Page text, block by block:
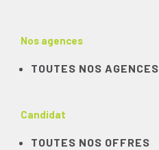
Nos agences
TOUTES NOS AGENCES
Candidat
TOUTES NOS OFFRES